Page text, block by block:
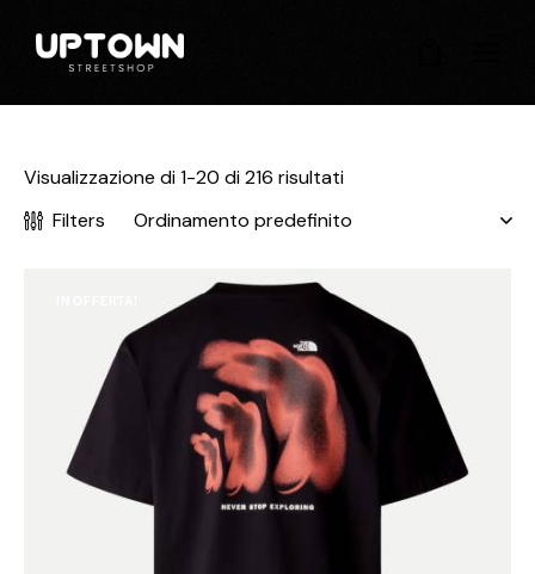
Visualizzazione di 1-20 di 216 risultati
Filters